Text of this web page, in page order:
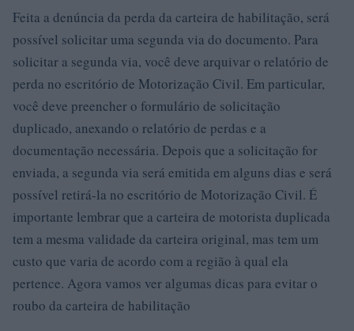
Feita a denúncia da perda da carteira de habilitação, será
possível solicitar uma segunda via do documento. Para
solicitar a segunda via, você deve arquivar o relatório de
perda no escritório de Motorização Civil. Em particular,
você deve preencher o formulário de solicitação
duplicado, anexando o relatório de perdas e a
documentação necessária. Depois que a solicitação for
enviada, a segunda via será emitida em alguns dias e será
possível retirá-la no escritório de Motorização Civil. É
importante lembrar que a carteira de motorista duplicada
tem a mesma validade da carteira original, mas tem um
custo que varia de acordo com a região à qual ela
pertence. Agora vamos ver algumas dicas para evitar o
roubo da carteira de habilitação